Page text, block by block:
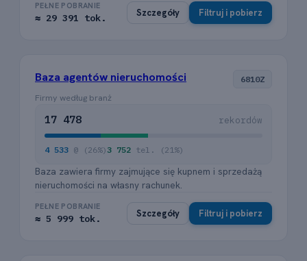
PEŁNE POBRANIE
≈ 29 391 tok. Szczegóły Filtruj i pobierz
Baza agentów nieruchomości 6810Z
Firmy według branż
17 478 rekordów
4 533 @ (26%)3 752 tel. (21%)
Baza zawiera firmy zajmujące się kupnem i sprzedażą
nieruchomości na własny rachunek.
PEŁNE POBRANIE
≈ 5 999 tok. Szczegóły Filtruj i pobierz